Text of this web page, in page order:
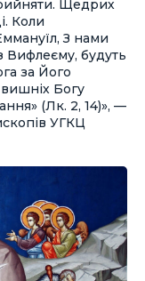
Щедрих
Коли
З нами
Вифлеєму, будуть
за Його
вишніх Богу
(Лк. 2, 14)», —
УГКЦ